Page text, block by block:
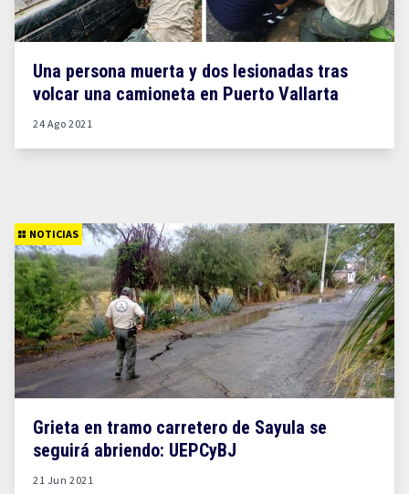
Una persona muerta y dos lesionadas tras
volcar una camioneta en Puerto Vallarta
24 Ago 2021
NOTICIAS
Grieta en tramo carretero de Sayula se
seguirá abriendo: UEPCyBJ
21 Jun 2021